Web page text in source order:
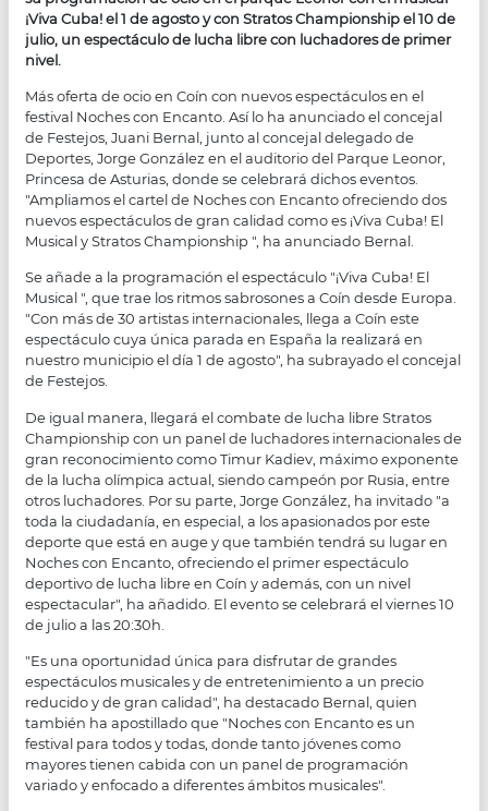
¡Viva Cuba! el 1 de agosto y con Stratos Championship el 10 de
julio, un espectáculo de lucha libre con luchadores de primer
nivel.
Más oferta de ocio en Coín con nuevos espectáculos en el
festival Noches con Encanto. Así lo ha anunciado el concejal
de Festejos, Juani Bernal, junto al concejal delegado de
Deportes, Jorge González en el auditorio del Parque Leonor,
Princesa de Asturias, donde se celebrará dichos eventos.
"Ampliamos el cartel de Noches con Encanto ofreciendo dos
nuevos espectáculos de gran calidad como es ¡Viva Cuba! El
Musical y Stratos Championship ", ha anunciado Bernal.
Se añade a la programación el espectáculo "¡Viva Cuba! El
Musical ", que trae los ritmos sabrosones a Coín desde Europa.
"Con más de 30 artistas internacionales, llega a Coín este
espectáculo cuya única parada en España la realizará en
nuestro municipio el día 1 de agosto", ha subrayado el concejal
de Festejos.
De igual manera, llegará el combate de lucha libre Stratos
Championship con un panel de luchadores internacionales de
gran reconocimiento como Timur Kadiev, máximo exponente
de la lucha olímpica actual, siendo campeón por Rusia, entre
otros luchadores. Por su parte, Jorge González, ha invitado "a
toda la ciudadanía, en especial, a los apasionados por este
deporte que está en auge y que también tendrá su lugar en
Noches con Encanto, ofreciendo el primer espectáculo
deportivo de lucha libre en Coín y además, con un nivel
espectacular", ha añadido. El evento se celebrará el viernes 10
de julio a las 20:30h.
"Es una oportunidad única para disfrutar de grandes
espectáculos musicales y de entretenimiento a un precio
reducido y de gran calidad", ha destacado Bernal, quien
también ha apostillado que "Noches con Encanto es un
festival para todos y todas, donde tanto jóvenes como
mayores tienen cabida con un panel de programación
variado y enfocado a diferentes ámbitos musicales".